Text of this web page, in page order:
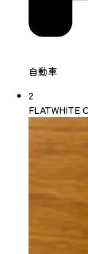
自動車
2
FLATWHITE